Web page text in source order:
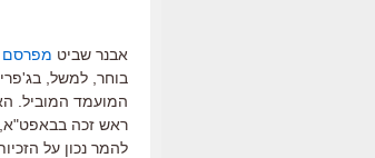
אבנר שביט מפרסם
בוחר, למשל,
המועמד המוביל.
ראש זכה בבאפט"א,
להמר נכון על